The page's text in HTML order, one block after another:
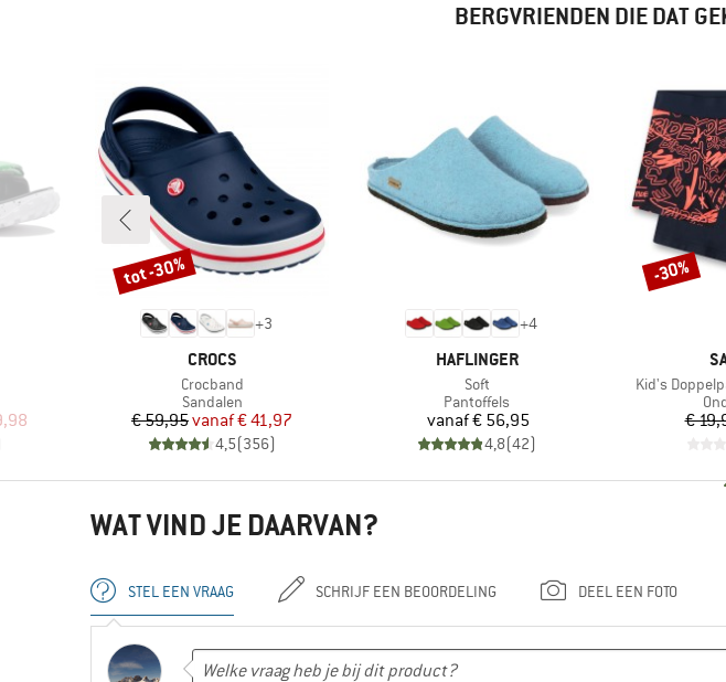
BERGVRIENDEN DIE DAT
prijs
+3
MERK
CROCS
Artikel
Crocband
Productgroep
Sandalen
Prijs
€ 59,95 Verlaagde prijs
vanaf€ 41,97
4,5(356)
Korting
tot -30%
+4
MERK
HAFLINGER
Artikel
Soft
Productgroep
Pantoffels
Prijs
vanaf€ 56,95
4,8(42)
Artikel
Kid's
€
Korting
-30%
WAT VIND JE DAARVAN?
STEL EEN VRAAG SCHRIJF EEN BEOORDELING DEEL EEN FOTO